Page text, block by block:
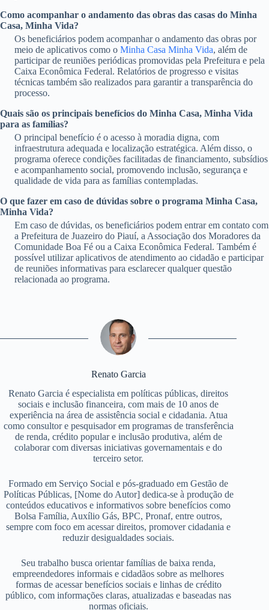
Como acompanhar o andamento das obras das casas do Minha
Casa, Minha Vida?
Os beneficiários podem acompanhar o andamento das obras por
meio de aplicativos como o Minha Casa Minha Vida, além de
participar de reuniões periódicas promovidas pela Prefeitura e pela
Caixa Econômica Federal. Relatórios de progresso e visitas
técnicas também são realizados para garantir a transparência do
processo.
Quais são os principais benefícios do Minha Casa, Minha Vida
para as famílias?
O principal benefício é o acesso à moradia digna, com
infraestrutura adequada e localização estratégica. Além disso, o
programa oferece condições facilitadas de financiamento, subsídios
e acompanhamento social, promovendo inclusão, segurança e
qualidade de vida para as famílias contempladas.
O que fazer em caso de dúvidas sobre o programa Minha Casa,
Minha Vida?
Em caso de dúvidas, os beneficiários podem entrar em contato com
a Prefeitura de Juazeiro do Piauí, a Associação dos Moradores da
Comunidade Boa Fé ou a Caixa Econômica Federal. Também é
possível utilizar aplicativos de atendimento ao cidadão e participar
de reuniões informativas para esclarecer qualquer questão
relacionada ao programa.
Renato Garcia
Renato Garcia é especialista em políticas públicas, direitos
sociais e inclusão financeira, com mais de 10 anos de
experiência na área de assistência social e cidadania. Atua
como consultor e pesquisador em programas de transferência
de renda, crédito popular e inclusão produtiva, além de
colaborar com diversas iniciativas governamentais e do
terceiro setor.
Formado em Serviço Social e pós-graduado em Gestão de
Políticas Públicas, [Nome do Autor] dedica-se à produção de
conteúdos educativos e informativos sobre benefícios como
Bolsa Família, Auxílio Gás, BPC, Pronaf, entre outros,
sempre com foco em acessar direitos, promover cidadania e
reduzir desigualdades sociais.
Seu trabalho busca orientar famílias de baixa renda,
empreendedores informais e cidadãos sobre as melhores
formas de acessar benefícios sociais e linhas de crédito
público, com informações claras, atualizadas e baseadas nas
normas oficiais.